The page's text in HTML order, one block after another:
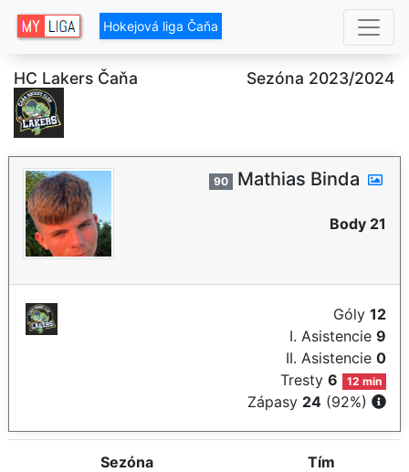
Hokejová liga Čaňa
HC Lakers Čaňa Sezóna 2023/2024
90 Mathias Binda
Body 21
Góly 12
I. Asistencie 9
II. Asistencie 0
Tresty6 12 min
Zápasy 24 (92%)
Sezóna Tím